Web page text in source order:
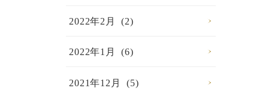
2022年2月 (2)
2022年1月 (6)
2021年12月 (5)